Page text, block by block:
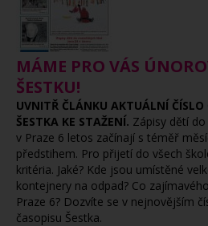
MÁME PRO VÁS
ŠESTKU!
UVNITŘ ČLÁNKU AKTUÁLNÍ ČÍSLO
ŠESTKA KE STAŽENÍ. Zápisy dětí
v Praze 6 letos začínají s téměř
předstihem. Pro přijetí do všech
kritéria. Jaké? Kde jsou umístěné
kontejnery na odpad? Co
Praze 6? Dozvíte se v nejnovějším
časopisu Šestka.